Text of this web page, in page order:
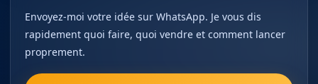
Envoyez-moi votre idée sur WhatsApp. Je vous dis
rapidement quoi faire, quoi vendre et comment lancer
proprement.